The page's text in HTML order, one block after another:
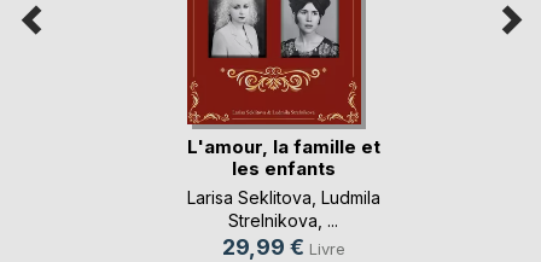
L'amour, la famille et
les enfants
Larisa Seklitova, Ludmila
Strelnikova, ...
29,99 € Livre